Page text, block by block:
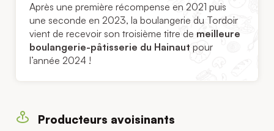
Après une première récompense en 2021 puis
une seconde en 2023, la boulangerie du Tordoir
vient de recevoir son troisième titre de meilleure
boulangerie-pâtisserie du Hainaut pour
l’année 2024 !
Producteurs avoisinants